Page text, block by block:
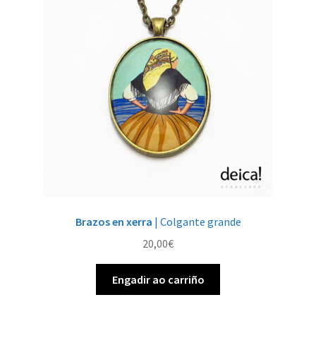
Brazos en xerra | Colgante grande
20,00€
Engadir ao carriño